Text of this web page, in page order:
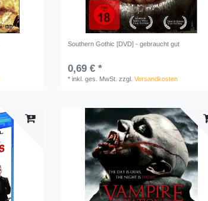
Southern Gothic [DVD] - gebraucht gut
0,69 € *
*inkl. ges. MwSt. zzgl.Versandkosten